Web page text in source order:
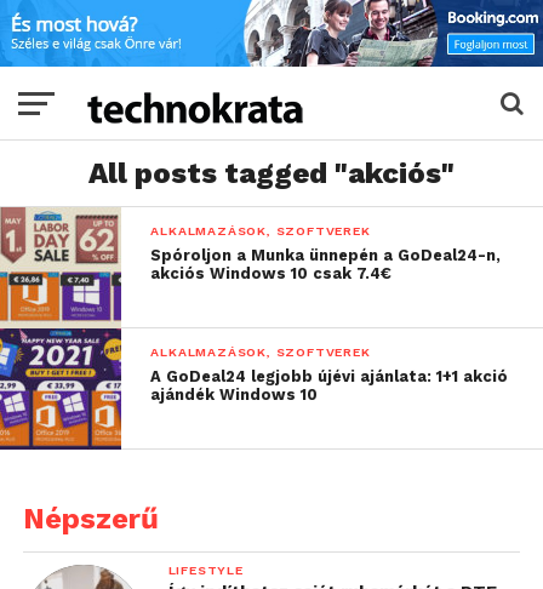
All posts tagged "akciós"
ALKALMAZÁSOK, SZOFTVEREK
Spóroljon a Munka ünnepén a GoDeal24-n,
akciós Windows 10 csak 7.4€
ALKALMAZÁSOK, SZOFTVEREK
A GoDeal24 legjobb újévi ajánlata: 1+1 akció
ajándék Windows 10
Népszerű
LIFESTYLE